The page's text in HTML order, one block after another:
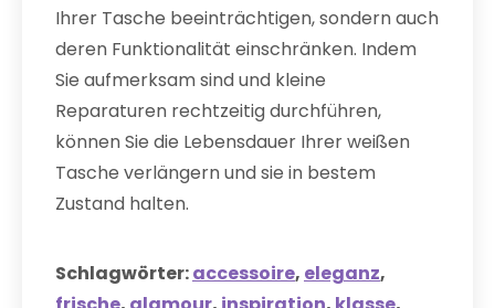
Ihrer Tasche beeinträchtigen, sondern auch
deren Funktionalität einschränken. Indem
Sie aufmerksam sind und kleine
Reparaturen rechtzeitig durchführen,
können Sie die Lebensdauer Ihrer weißen
Tasche verlängern und sie in bestem
Zustand halten.
Schlagwörter:accessoire, eleganz,